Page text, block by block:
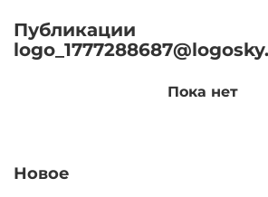
Публикации
Пока нет
Новое